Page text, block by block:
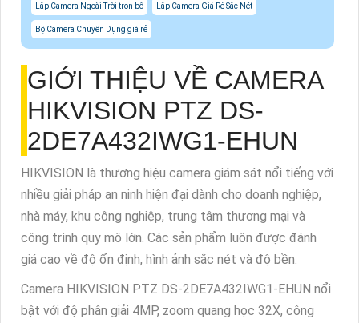
Lắp Camera Ngoài Trời trọn bộ Lắp Camera Giá Rẻ Sắc Nét
Bộ Camera Chuyên Dụng giá rẻ
GIỚI THIỆU VỀ CAMERA
HIKVISION PTZ DS-
2DE7A432IWG1-EHUN
HIKVISION là thương hiệu camera giám sát nổi tiếng với
nhiều giải pháp an ninh hiện đại dành cho doanh nghiệp,
nhà máy, khu công nghiệp, trung tâm thương mại và
công trình quy mô lớn. Các sản phẩm luôn được đánh
giá cao về độ ổn định, hình ảnh sắc nét và độ bền.
Camera HIKVISION PTZ DS-2DE7A432IWG1-EHUN nổi
bật với độ phân giải 4MP, zoom quang học 32X, công